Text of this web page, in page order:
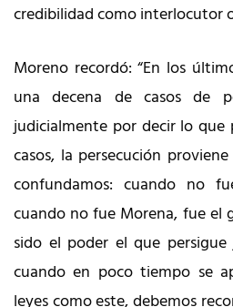
credibilidad como interlocutor
Moreno recordó: “En los
una decena de casos de
judicialmente por decir lo que
casos, la persecución
confundamos: cuando no
cuando no fue Morena, fue el
sido el poder el que persigue
cuando en poco tiempo se
leyes como este, debemos